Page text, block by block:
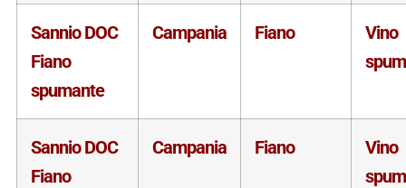
Sannio DOC
Fiano
spumante
Campania Fiano
Vino
Sannio DOC
Fiano
Campania Fiano
Vino